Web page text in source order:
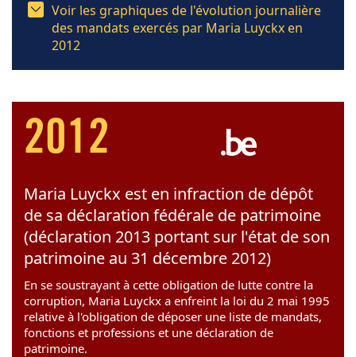
Voir les graphiques de l'évolution journalière
des mandats exercés par Maria Luyckx en
2012
2012
Maria Luyckx est en infraction de dépôt
de sa déclaration fédérale de patrimoine
(déclaration 2013 portant sur l'état de son
patrimoine au 31 décembre 2012)
En se soustrayant à cette obligation de lutte contre la
corruption, Maria Luyckx a enfreint la loi du 2 mai 1995
relative à l'obligation de déposer une liste de mandats,
fonctions et professions et une déclaration de
patrimoine.